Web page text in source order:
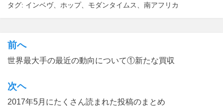
o
o
n
iタグ: インベヴ、 ホップ、 モダンタイムス 南アフリカ
投
稿
ナ
ビ
前へ
世界最大手の最近の動向について①新たな買収
次ヘ
2017年5月にたくさん読まれた投稿のまとめ